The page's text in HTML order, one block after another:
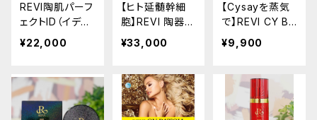
REVI陶肌パーフ
ェクトID（イデベ
ノン美容液）
¥22,000
【ヒト延髄幹細
胞】REVI 陶器ミ
ルク オム
¥33,000
【Cysayを蒸気
で】REVI CY BA
TH
¥9,900